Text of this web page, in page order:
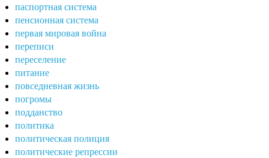
паспортная система
пенсионная система
первая мировая война
переписи
переселение
питание
повседневная жизнь
погромы
подданство
политика
политическая полиция
политические репрессии